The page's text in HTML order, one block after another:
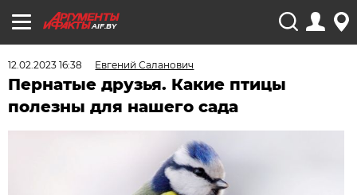
AIF.BY
12.02.2023 16:38 Евгений Саланович
Пернатые друзья. Какие птицы
полезны для нашего сада